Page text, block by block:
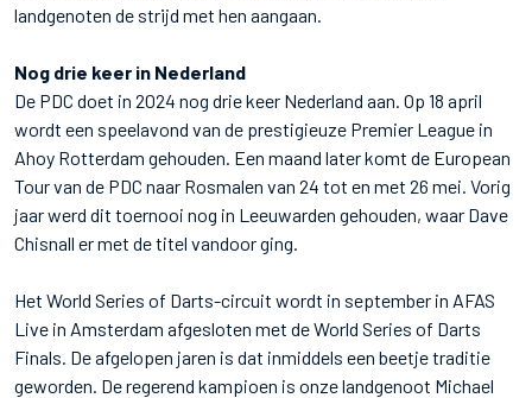
landgenoten de strijd met hen aangaan.
Nog drie keer in Nederland
De PDC doet in 2024 nog drie keer Nederland aan. Op 18 april
wordt een speelavond van de prestigieuze Premier League in
Ahoy Rotterdam gehouden. Een maand later komt de European
Tour van de PDC naar Rosmalen van 24 tot en met 26 mei. Vorig
jaar werd dit toernooi nog in Leeuwarden gehouden, waar Dave
Chisnall er met de titel vandoor ging.
Het World Series of Darts-circuit wordt in september in AFAS
Live in Amsterdam afgesloten met de World Series of Darts
Finals. De afgelopen jaren is dat inmiddels een beetje traditie
geworden. De regerend kampioen is onze landgenoot Michael